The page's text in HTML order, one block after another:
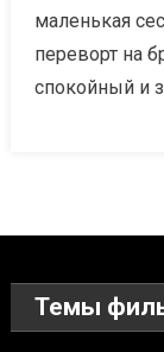
маленькая
переворт на
спокойный и
Темы